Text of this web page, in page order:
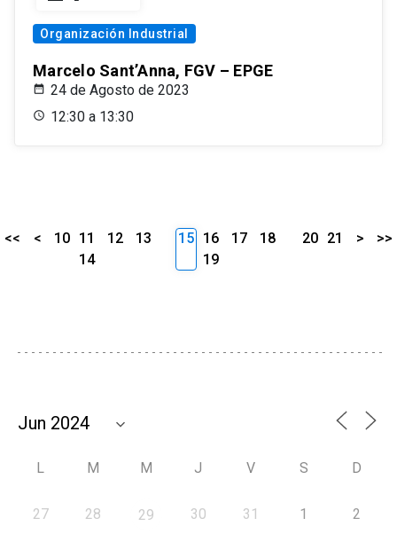
Organización Industrial
Marcelo Sant’Anna, FGV – EPGE
24 de Agosto de 2023
12:30 a 13:30
<< < 10 11 12
13
14
15 16 17
18
19
20 21 > >>
L M M J V S D
27 28 29 30 31 1 2